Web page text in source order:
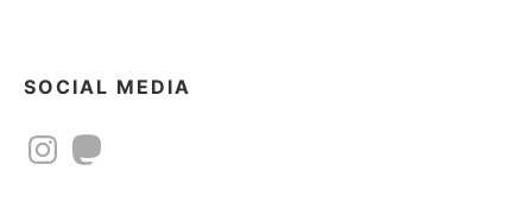
SOCIAL MEDIA
InstagramMastodon